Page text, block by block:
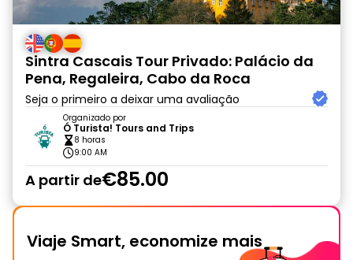
Sintra Cascais Tour Privado: Palácio da
Pena, Regaleira, Cabo da Roca
Seja o primeiro a deixar uma avaliação
Organizado por
Ó Turista! Tours and Trips
8 horas
9:00 AM
A partir de€85.00
Viaje Smart, economize mais